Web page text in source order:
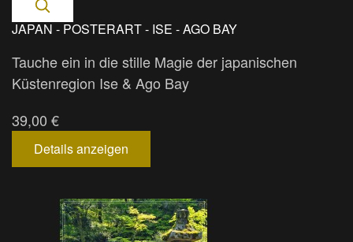
JAPAN - POSTERART - ISE - AGO BAY
Tauche ein in die stille Magie der japanischen
Küstenregion Ise & Ago Bay
39,00 €
Details anzeigen